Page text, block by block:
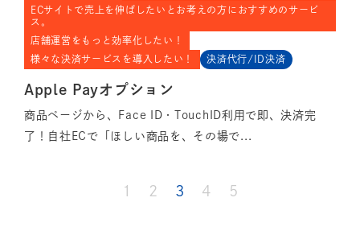
ECサイトで売上を伸ばしたいとお考えの方におすすめのサービ
ス。
店舗運営をもっと効率化したい！
様々な決済サービスを導入したい！
決済代行/ID決済
Apple Payオプション
商品ページから、Face ID・TouchID利用で即、決済完
了！自社ECで「ほしい商品を、その場で...
1 2 3 4 5